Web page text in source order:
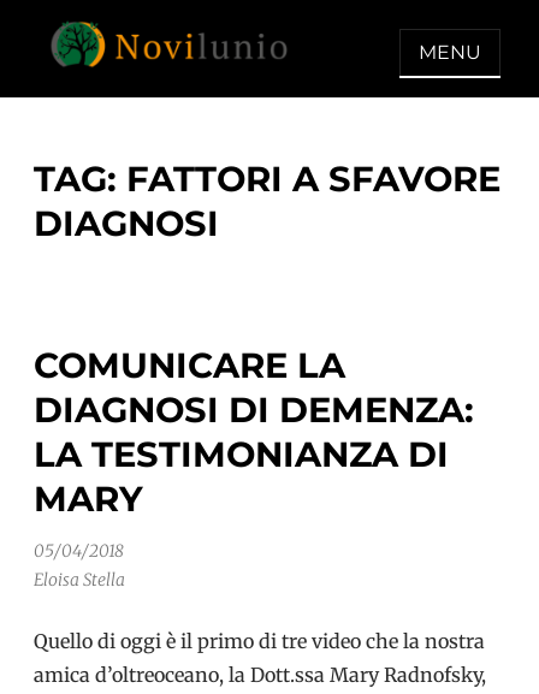
NOVILUNIO
Un aiuto con concreto dopo la
MENU
TAG: FATTORI A SFAVORE
DIAGNOSI
COMUNICARE LA
DIAGNOSI DI DEMENZA:
LA TESTIMONIANZA DI
MARY
05/04/2018
Eloisa Stella
Quello di oggi è il primo di tre video che la nostra
amica d’oltreoceano, la Dott.ssa Mary Radnofsky,